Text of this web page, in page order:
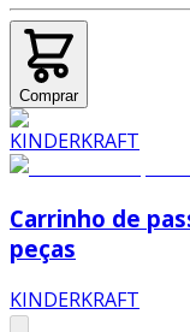
Comprar
Carrinho de
peças
KINDERKRAFT